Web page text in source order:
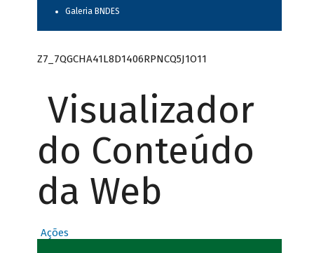
Galeria BNDES
Z7_7QGCHA41L8D1406RPNCQ5J1O11
Visualizador
do Conteúdo
da Web
Ações